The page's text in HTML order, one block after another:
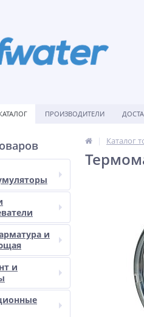
ПРОИЗВОДИТЕЛИ
и
и
Каталог